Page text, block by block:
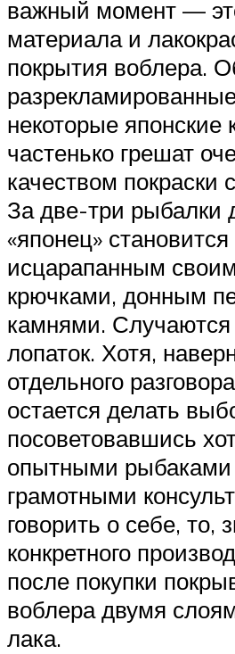
важный момент —
материала и
покрытия воблера.
некоторые японские
частенько грешат
качеством покраски
За две-три рыбалки
«японец»
исцарапанным
крючками, донным
камнями.
лопаток. Хотя,
отдельного
остается делать
посоветовавшись
опытными
грамотными
говорить о себе, то,
конкретного
после покупки
воблера двумя
лака.